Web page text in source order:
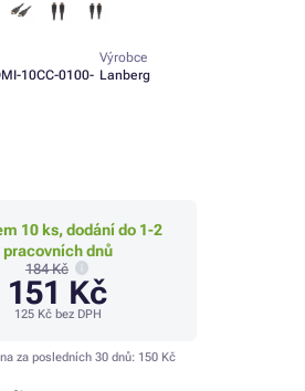
10CC-0100-
Výrobce
Lanberg
10 ks, dodání do 1-2
pracovních dnů
184 Kč
151 Kč
125 Kčbez DPH
za posledních 30 dnů: 150 Kč